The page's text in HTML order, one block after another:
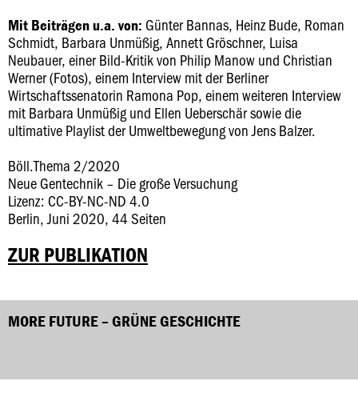
Mit Beiträgen u.a. von: Günter Bannas, Heinz Bude, Roman
Schmidt, Barbara Unmüßig, Annett Gröschner, Luisa
Neubauer, einer Bild-Kritik von Philip Manow und Christian
Werner (Fotos), einem Interview mit der Berliner
Wirtschaftssenatorin Ramona Pop, einem weiteren Interview
mit Barbara Unmüßig und Ellen Ueberschär sowie die
ultimative Playlist der Umweltbewegung von Jens Balzer.
Böll.Thema 2/2020
Neue Gentechnik – Die große Versuchung
Lizenz: CC-BY-NC-ND 4.0
Berlin, Juni 2020, 44 Seiten
ZUR PUBLIKATION
MORE FUTURE – GRÜNE GESCHICHTE